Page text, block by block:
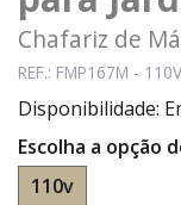
Chafariz de
REF.: FMP167M - 110V
Disponibilidade:
Escolha a opção
110v